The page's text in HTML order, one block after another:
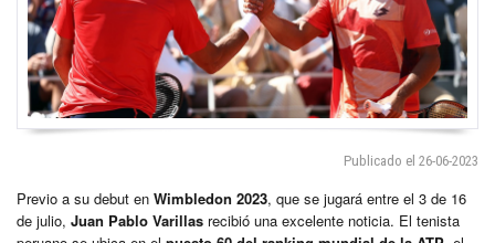
Publicado el 26-06-2023
Previo a su debut en Wimbledon 2023, que se jugará entre el 3 de 16
de julio, Juan Pablo Varillas recibió una excelente noticia. El tenista